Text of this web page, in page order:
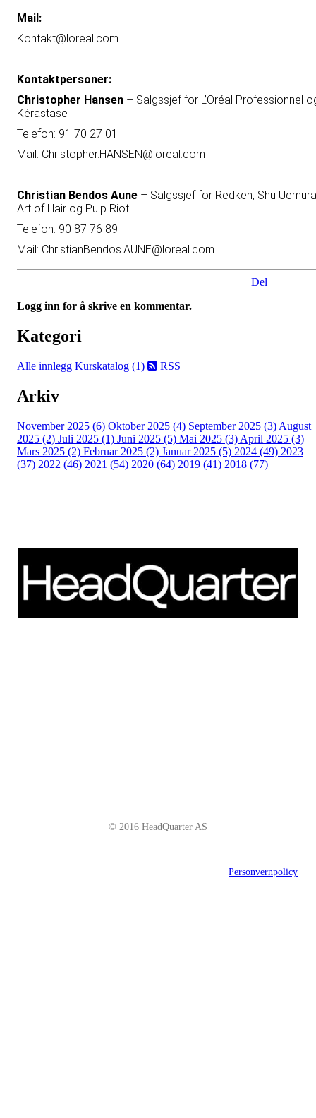
Mail:
Kontakt@loreal.com
Kontaktpersoner:
Christopher Hansen – Salgssjef for L’Oréal Professionnel
Kérastase
Telefon: 91 70 27 01
Mail: Christopher.HANSEN@loreal.com
Christian Bendos Aune – Salgssjef for Redken, Shu Uemura
Art of Hair og Pulp Riot
Telefon: 90 87 76 89
Mail: ChristianBendos.AUNE@loreal.com
Del
Logg inn for å skrive en kommentar.
Kategori
Alle innlegg Kurskatalog (1) RSS
Arkiv
November 2025 (6) Oktober 2025 (4) September 2025 (3) August
2025 (2) Juli 2025 (1) Juni 2025 (5) Mai 2025 (3) April 2025 (3)
Mars 2025 (2) Februar 2025 (2) Januar 2025 (5) 2024 (49) 2023
(37) 2022 (46) 2021 (54) 2020 (64) 2019 (41) 2018 (77)
© 2016 HeadQuarter AS
Personvernpolicy